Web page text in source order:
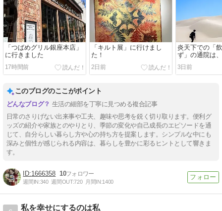
「つばめグリル銀座本店」
に行きました
17時間前
「キルト展」に行けまし
た！
2日前
炎天下での「
ず」の通院は
ます〜
3日前
このブログのここがポイント
生活の細部を丁寧に見つめる複合記事
日常のさりげない出来事や工夫、趣味や思考を鋭く切り取ります。便利グ
ッズの紹介や家族とのやりとり、季節の変化や自己成長のエピソードを通
じて、自分らしい暮らし方や心の持ち方を提案します。シンプルな中にも
深みと個性が感じられる内容は、暮らしを豊かに彩るヒントとして響きま
す。
1666358 10
週間IN:340 週間OUT:720 月間IN:1400
私を幸せにするのは私